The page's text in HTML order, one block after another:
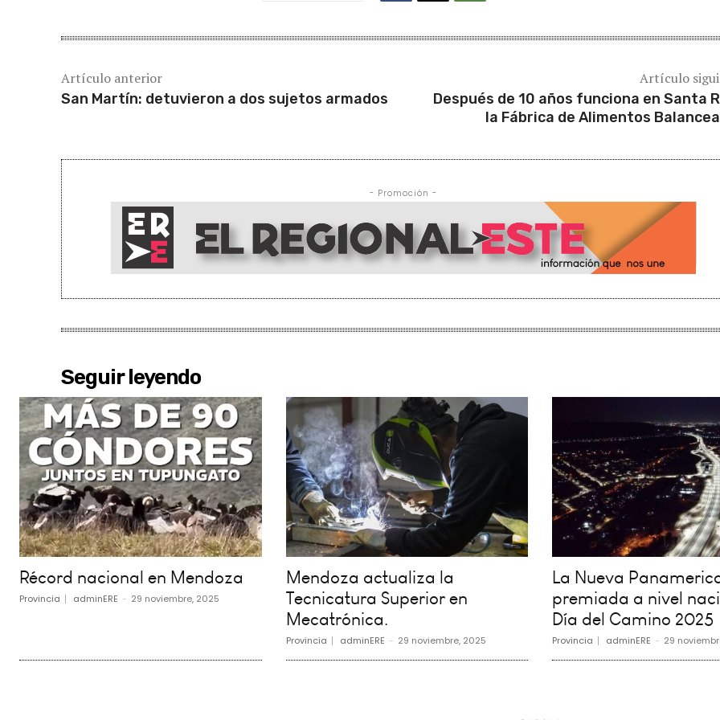
Artículo anterior
San Martín: detuvieron a dos sujetos armados
Artículo
Después de 10 años funciona en Santa
la Fábrica de Alimentos
- Promoción -
Seguir leyendo
Récord nacional en Mendoza
Provincia adminERE - 29 noviembre, 2025
Mendoza actualiza la
Tecnicatura Superior en
Mecatrónica.
Provincia adminERE - 29 noviembre, 2025
La Nueva
premiada a nivel
Día del Camino 2025
Provincia adminERE - 29